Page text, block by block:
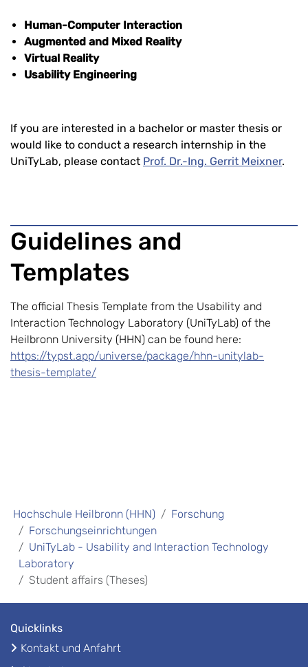
Human-Computer Interaction
Augmented and Mixed Reality
Virtual Reality
Usability Engineering
If you are interested in a bachelor or master thesis or
would like to conduct a research internship in the
UniTyLab, please contact Prof. Dr.-Ing. Gerrit Meixner.
Guidelines and
Templates
The official Thesis Template from the Usability and
Interaction Technology Laboratory (UniTyLab) of the
Heilbronn University (HHN) can be found here:
https://typst.app/universe/package/hhn-unitylab-
thesis-template/
Hochschule Heilbronn (HHN)
Forschung
Forschungseinrichtungen
UniTyLab - Usability and Interaction Technology
Laboratory
Student affairs (Theses)
Quicklinks
Kontakt und Anfahrt